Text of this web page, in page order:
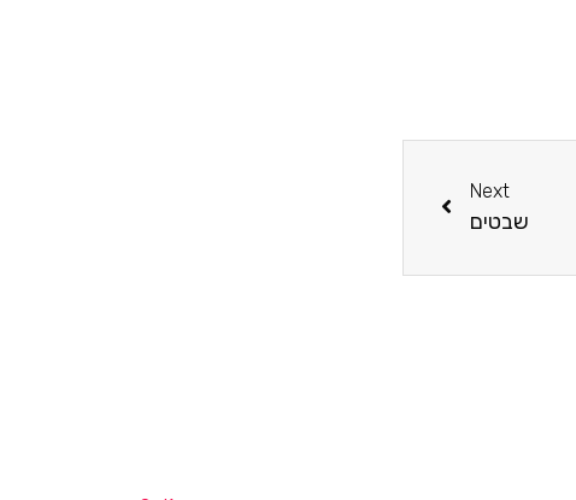
Next
שבטים